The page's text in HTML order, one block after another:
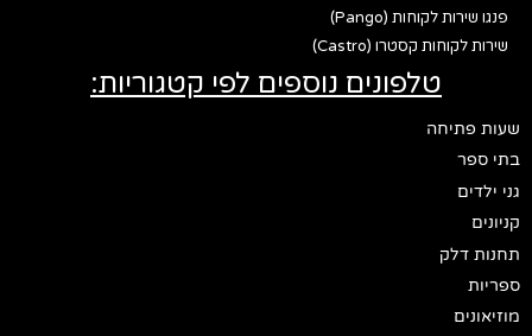
פנגו שירות לקוחות (Pango)
שירות לקוחות קסטרו (Castro)
טלפונים נוספים לפי קטגוריות:
שעות פתיחה
בתי ספר
גני ילדים
קניונים
תחנות דלק
ספריות
מוזיאונים